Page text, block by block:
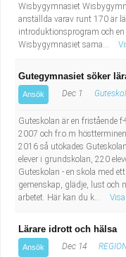
Wisbygymnasiet
anställda varav runt 170 är
introduktionsprogram och
Wisbygymnasiet sama...
Gutegymnasiet söker
Ansök Dec 1
Guteskolan är en fristående
2007 och fr.o.m
2016 så utökades
elever i grundskolan, 220
Guteskolan - en skola med
gemenskap, glädje, lust och
arbetet. Här kan du k...
Lärare idrott och hälsa
Ansök Dec 14